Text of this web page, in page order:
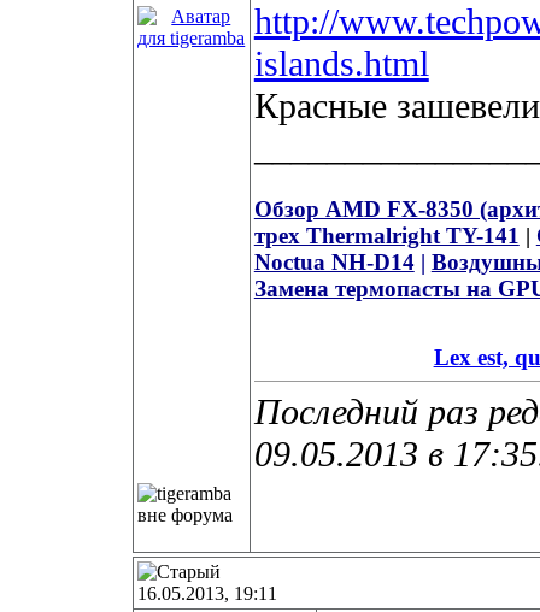
http://
islands.html
Красные
Обзор AMD FX-8350
трех Thermalright TY-141 |
Noctua NH-D14|
Замена термопасты на
Lex est,
Последний раз
09.05.2013 в 17:35
16.05.2013, 19:11